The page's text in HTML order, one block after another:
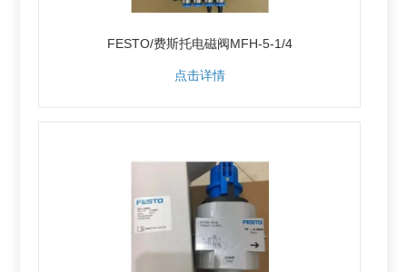
FESTO/费斯托电磁阀MFH-5-1/4
点击详情